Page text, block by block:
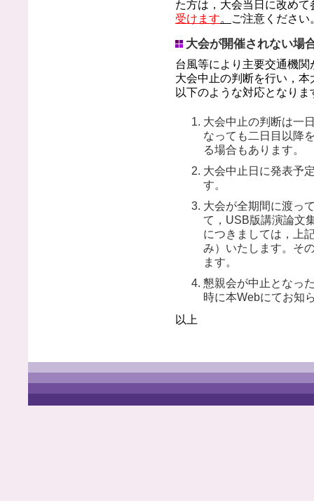
た方は，大会当日に改め
受けます。 ご注意ください
大会が開催されない場
台風等により主要交通機
大会中止の判断を行い，
以下のような対応となりま
大会中止の判断は一
なっても二日目以降
る場合もあります。
大会中止日に発表予
す。
大会が全期間に渡っ
て，USB版講演論文
につきましては，上
み）いたします。そ
ます。
懇親会が中止となっ
時に本Webにてお知
以上